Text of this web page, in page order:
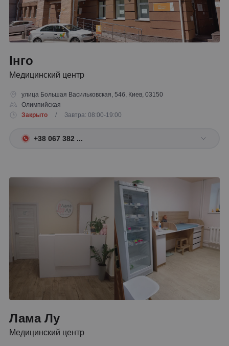
Інго
Медицинский центр
улица Большая Васильковская, 54б, Киев, 03150
Олимпийская
Закрыто
/ Завтра: 08:00-19:00
+38 067 382 ...
Лама Лу
Медицинский центр